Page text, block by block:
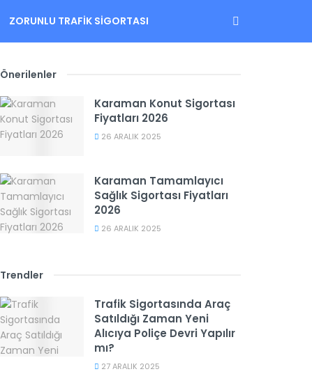
ZORUNLU TRAFIK SIGORTASI
Önerilenler
Karaman Konut Sigortası
Fiyatları 2026
26 ARALIK 2025
Karaman Tamamlayıcı
Sağlık Sigortası Fiyatları
2026
26 ARALIK 2025
Trendler
Trafik Sigortasında Araç
Satıldığı Zaman Yeni
Alıcıya Poliçe Devri Yapılır
mı?
27 ARALIK 2025